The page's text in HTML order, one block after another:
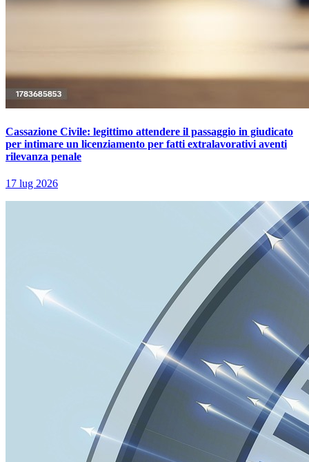
Cassazione Civile: legittimo attendere il passaggio in giudicato
per intimare un licenziamento per fatti extralavorativi aventi
rilevanza penale
17 lug 2026